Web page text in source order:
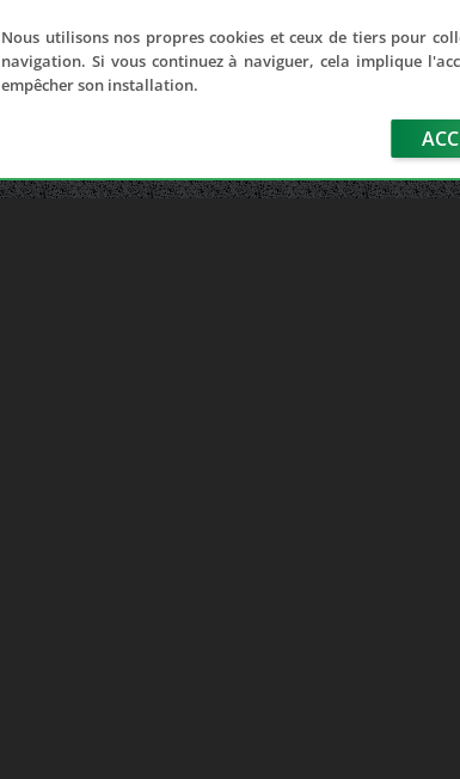
Nous utilisons nos propres cookies et ceux de tiers pour
navigation. Si vous continuez à naviguer, cela implique
empêcher son installation.